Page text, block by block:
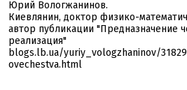
Юрий Вологжанинов.
Киевлянин, доктор физико-
автор публикации "Предназначение
реализация"
blogs.lb.ua/yuriy_vologzhaninov/
ovechestva.html